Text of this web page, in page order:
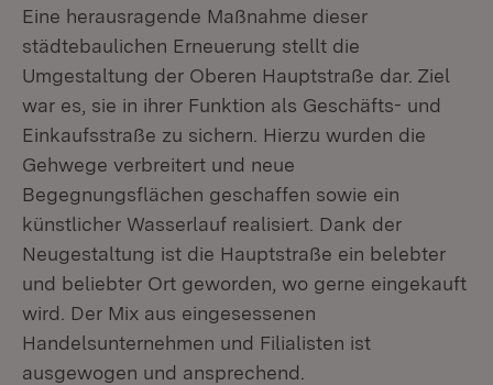
Eine herausragende Maßnahme dieser
städtebaulichen Erneuerung stellt die
Umgestaltung der Oberen Hauptstraße dar. Ziel
war es, sie in ihrer Funktion als Geschäfts- und
Einkaufsstraße zu sichern. Hierzu wurden die
Gehwege verbreitert und neue
Begegnungsflächen geschaffen sowie ein
künstlicher Wasserlauf realisiert. Dank der
Neugestaltung ist die Hauptstraße ein belebter
und beliebter Ort geworden, wo gerne eingekauft
wird. Der Mix aus eingesessenen
Handelsunternehmen und Filialisten ist
ausgewogen und ansprechend.